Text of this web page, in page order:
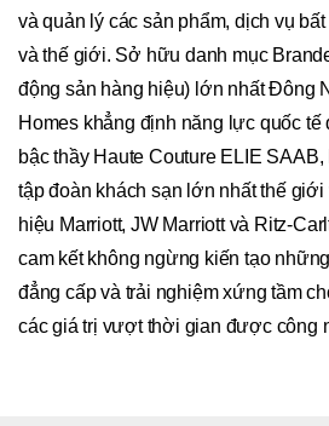
và quản lý các sản phẩm, dịch vụ
và thế giới. Sở hữu danh mục
động sản hàng hiệu) lớn nhất Đông
Homes khẳng định năng lực quốc
bậc thầy Haute Couture ELIE
tập đoàn khách sạn lớn nhất thế
hiệu Marriott, JW Marriott và Ritz-
cam kết không ngừng kiến tạo
đẳng cấp và trải nghiệm xứng tầm
các giá trị vượt thời gian được công